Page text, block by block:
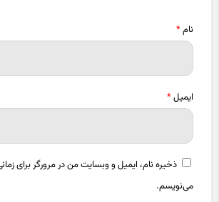
ایمیل*
ذخیره نام، ایمیل و وبسایت من در مرورگر برای
می‌نویسم.